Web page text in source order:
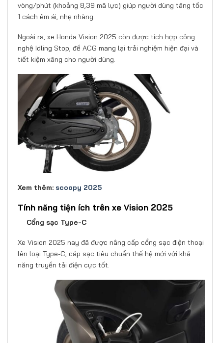
vòng/phút (khoảng 8,39 mã lực) giúp người dùng tăng tốc
1 cách êm ái, nhẹ nhàng.
Ngoài ra, xe Honda Vision 2025 còn được tích hợp công
nghệ Idling Stop, đề ACG mang lại trải nghiệm hiện đại và
tiết kiệm xăng cho người dùng.
Xem thêm: scoopy 2025
Tính năng tiện ích trên xe Vision 2025
Cổng sạc Type-C
Xe Vision 2025 nay đã được nâng cấp cổng sạc điện thoại
lên loại Type-C, cáp sạc tiêu chuẩn thế hệ mới với khả
năng truyền tải điện cực tốt.